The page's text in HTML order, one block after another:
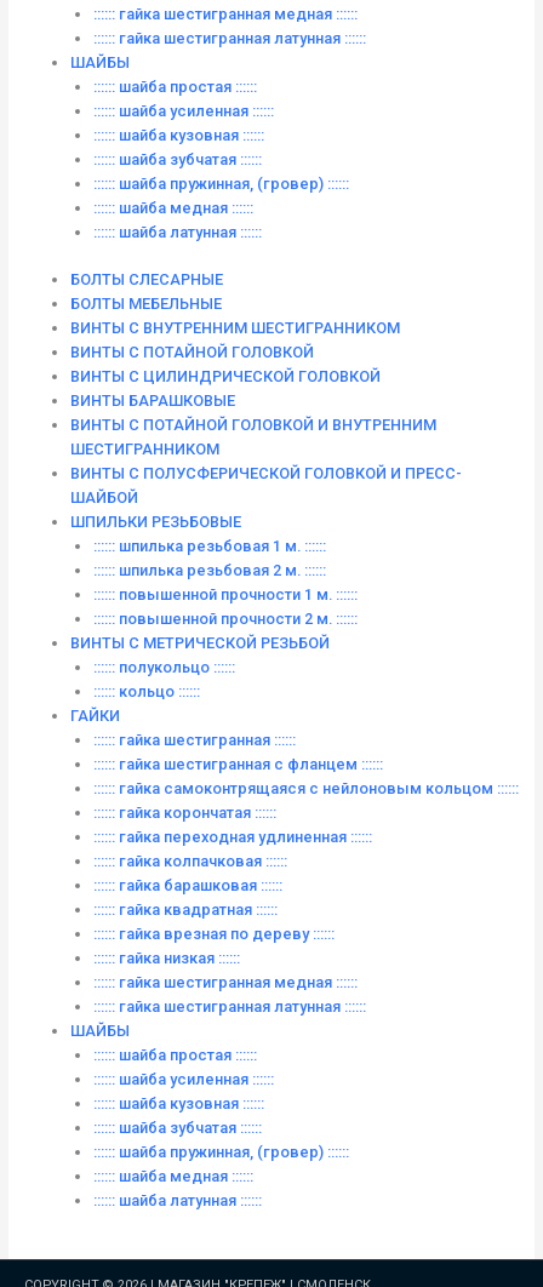
:::::: гайка шестигранная медная ::::::
:::::: гайка шестигранная латунная ::::::
ШАЙБЫ
:::::: шайба простая ::::::
:::::: шайба усиленная ::::::
:::::: шайба кузовная ::::::
:::::: шайба зубчатая ::::::
:::::: шайба пружинная, (гровер) ::::::
:::::: шайба медная ::::::
:::::: шайба латунная ::::::
БОЛТЫ СЛЕСАРНЫЕ
БОЛТЫ МЕБЕЛЬНЫЕ
ВИНТЫ С ВНУТРЕННИМ ШЕСТИГРАННИКОМ
ВИНТЫ С ПОТАЙНОЙ ГОЛОВКОЙ
ВИНТЫ С ЦИЛИНДРИЧЕСКОЙ ГОЛОВКОЙ
ВИНТЫ БАРАШКОВЫЕ
ВИНТЫ С ПОТАЙНОЙ ГОЛОВКОЙ И ВНУТРЕННИМ
ШЕСТИГРАННИКОМ
ВИНТЫ С ПОЛУСФЕРИЧЕСКОЙ ГОЛОВКОЙ И ПРЕСС-
ШАЙБОЙ
ШПИЛЬКИ РЕЗЬБОВЫЕ
:::::: шпилька резьбовая 1 м. ::::::
:::::: шпилька резьбовая 2 м. ::::::
:::::: повышенной прочности 1 м. ::::::
:::::: повышенной прочности 2 м. ::::::
ВИНТЫ C МЕТРИЧЕСКОЙ РЕЗЬБОЙ
:::::: полукольцо ::::::
:::::: кольцо ::::::
ГАЙКИ
:::::: гайка шестигранная ::::::
:::::: гайка шестигранная с фланцем ::::::
:::::: гайка самоконтрящаяся с нейлоновым кольцом ::::::
:::::: гайка корончатая ::::::
:::::: гайка переходная удлиненная ::::::
:::::: гайка колпачковая ::::::
:::::: гайка барашковая ::::::
:::::: гайка квадратная ::::::
:::::: гайка врезная по дереву ::::::
:::::: гайка низкая ::::::
:::::: гайка шестигранная медная ::::::
:::::: гайка шестигранная латунная ::::::
ШАЙБЫ
:::::: шайба простая ::::::
:::::: шайба усиленная ::::::
:::::: шайба кузовная ::::::
:::::: шайба зубчатая ::::::
:::::: шайба пружинная, (гровер) ::::::
:::::: шайба медная ::::::
:::::: шайба латунная ::::::